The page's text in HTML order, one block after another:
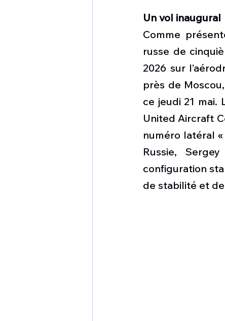
Un vol inaugural
Comme
russe de
2026 sur
près de
ce jeudi 21 mai.
United Aircraft
numéro latéral
Russie,
configuration
de stabilité et